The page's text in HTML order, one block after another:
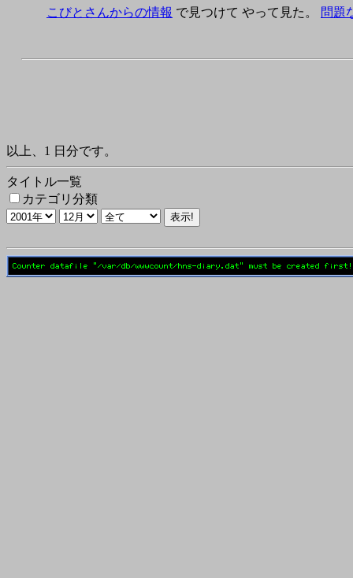
こびとさんからの情報 で見つけて やって見た。 問題
以上、1 日分です。
タイトル一覧
カテゴリ分類